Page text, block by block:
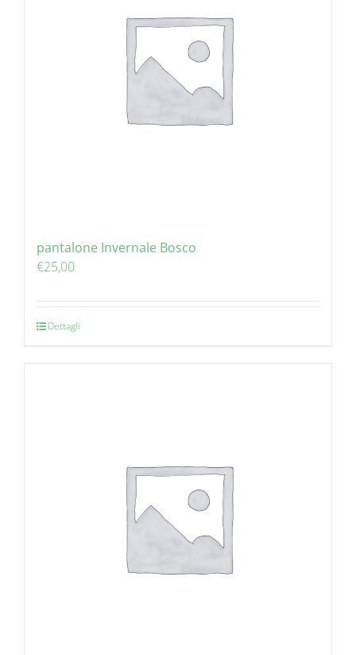
pantalone Invernale Bosco
€25,00
Dettagli